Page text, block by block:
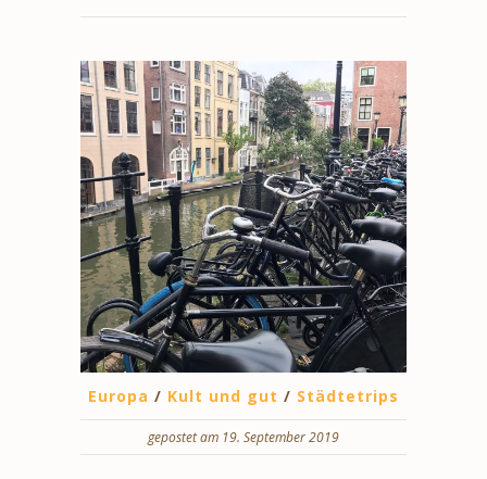
Europa / Kult und gut / Städtetrips
gepostet am 19. September 2019